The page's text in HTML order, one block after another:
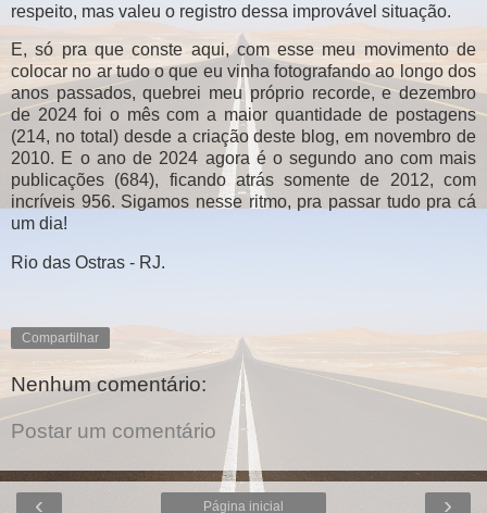
respeito, mas valeu o registro dessa improvável situação.
E, só pra que conste aqui, com esse meu movimento de
colocar no ar tudo o que eu vinha fotografando ao longo dos
anos passados, quebrei meu próprio recorde, e dezembro
de 2024 foi o mês com a maior quantidade de postagens
(214, no total) desde a criação deste blog, em novembro de
2010. E o ano de 2024 agora é o segundo ano com mais
publicações (684), ficando atrás somente de 2012, com
incríveis 956. Sigamos nesse ritmo, pra passar tudo pra cá
um dia!
Rio das Ostras - RJ.
Compartilhar
Nenhum comentário:
Postar um comentário
‹ ›
Página inicial